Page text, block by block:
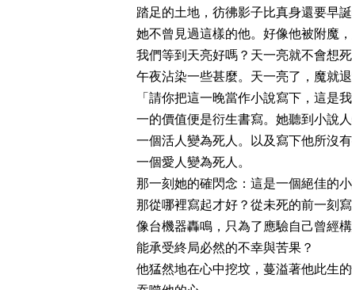
踏足的土地，彷彿影子比真身還要早誕
她不曾見過這樣的他。好像他被附魔
我們等到天亮好嗎？天一亮就不會想
午夜沾染一些甚麼。天一亮了，魔就退
「請你把這一晚當作小說寫下，這是
一的價值便是衍生書寫。她聽到小說
一個活人變為死人。以及寫下他所沒
一個愛人變為死人。
那一刻她的確閃念：這是一個絕佳的小
那從哪裡寫起才好？從未死的前一刻
像台機器轟鳴，只為了應驗自己曾經
能承受終局必然的不幸與苦果？
他猛然地在心中挖坟，蔓溢著他此生